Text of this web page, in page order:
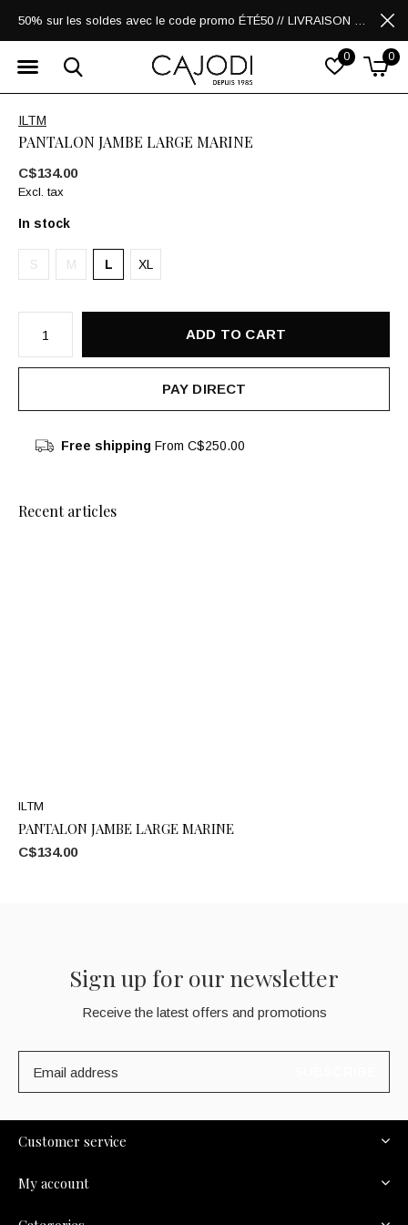
0 0
50% sur les soldes avec le code promo ÉTÉ50 // LIVRAISON GRATUITE POUR LES ACHATS DE 250$ ET PLUS
ILTM
PANTALON JAMBE LARGE MARINE
C$134.00
Excl. tax
In stock
S M L XL
ADD TO CART
PAY DIRECT
Free shipping From C$250.00
Recent articles
ILTM
PANTALON JAMBE LARGE MARINE
C$134.00
Sign up for our newsletter
Receive the latest offers and promotions
Customer service
My account